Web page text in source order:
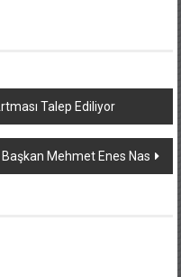
Talep Ediliyor
Başkan Mehmet Enes Nas